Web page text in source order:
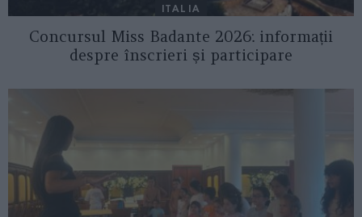
ITALIA
Concursul Miss Badante 2026: informații
despre înscrieri și participare